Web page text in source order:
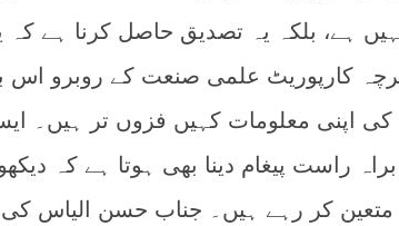
ہے، بلکہ یہ تصدیق حاصل کرنا ہے کہ
کارپوریٹ علمی صنعت کے روبرو اس
اپنی معلومات کہیں فزوں تر ہیں۔
راست پیغام دینا بھی ہوتا ہے کہ
متعین کر رہے ہیں۔ جناب حسن الیاس کی